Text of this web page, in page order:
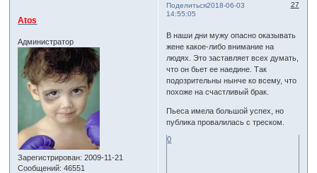
Поделиться 27
2018-06-03
14:55:05
Atos
Администратор
Зарегистрирован: 2009-11-21
Сообщений: 46551
В наши дни мужу опасно оказывать
жене какое-либо внимание на
людях. Это заставляет всех думать,
что он бьет ее наедине. Так
подозрительны нынче ко всему, что
похоже на счастливый брак.
Пьеса имела большой успех, но
публика провалилась с треском.
0